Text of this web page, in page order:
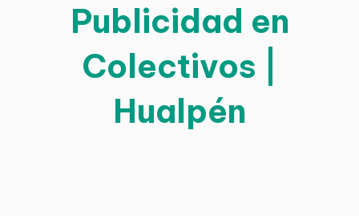
Publicidad en
Colectivos |
Hualpén